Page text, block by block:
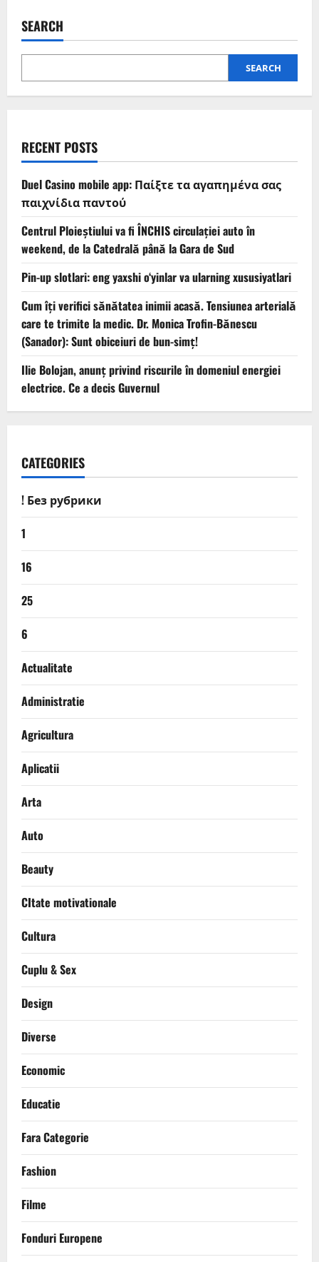
SEARCH
SEARCH
RECENT POSTS
Duel Casino mobile app: Παίξτε τα αγαπημένα σας
παιχνίδια παντού
Centrul Ploieștiului va fi ÎNCHIS circulației auto în
weekend, de la Catedrală până la Gara de Sud
Pin-up slotlari: eng yaxshi o‘yinlar va ularning xususiyatlari
Cum îți verifici sănătatea inimii acasă. Tensiunea arterială
care te trimite la medic. Dr. Monica Trofin-Bănescu
(Sanador): Sunt obiceiuri de bun-simț!
Ilie Bolojan, anunț privind riscurile în domeniul energiei
electrice. Ce a decis Guvernul
CATEGORIES
! Без рубрики
1
16
25
6
Actualitate
Administratie
Agricultura
Aplicatii
Arta
Auto
Beauty
CItate motivationale
Cultura
Cuplu & Sex
Design
Diverse
Economic
Educatie
Fara Categorie
Fashion
Filme
Fonduri Europene